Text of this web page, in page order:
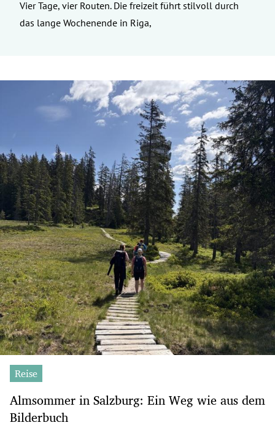
Vier Tage, vier Routen. Die freizeit führt stilvoll durch
das lange Wochenende in Riga,
Reise
Almsommer in Salzburg: Ein Weg wie aus dem
Bilderbuch